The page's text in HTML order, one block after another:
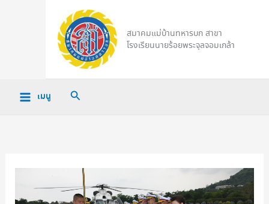
สมาคมแม่บ้านทหารบก สาขา
โรงเรียนนายร้อยพระจุลจอมเกล้า
เมนู Search